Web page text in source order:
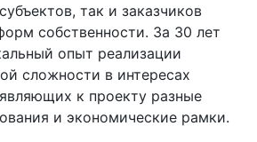
так и заказчиков
собственности. За 30 лет
опыт реализации
сложности в интересах
к проекту разные
и экономические рамки.